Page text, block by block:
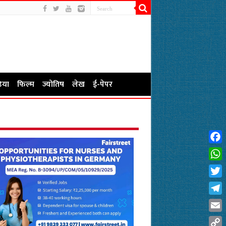
फिल्म ज्योतिष लेख ई-पेपर